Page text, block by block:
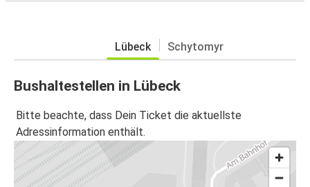
Lübeck Schytomyr
Bushaltestellen in Lübeck
Bitte beachte, dass Dein Ticket die aktuellste
Adressinformation enthält.